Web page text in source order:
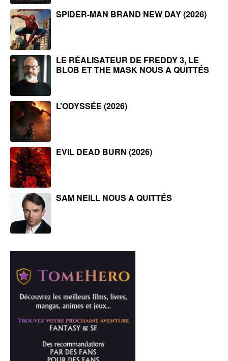
SPIDER-MAN BRAND NEW DAY (2026)
LE RÉALISATEUR DE FREDDY 3, LE
BLOB ET THE MASK NOUS A QUITTÉS
L’ODYSSÉE (2026)
EVIL DEAD BURN (2026)
SAM NEILL NOUS A QUITTÉS